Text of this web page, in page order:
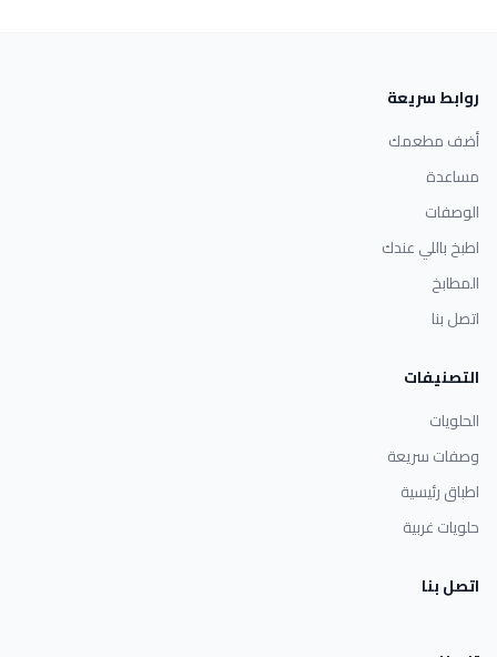
روابط سريعة
أضف مطعمك
مساعدة
الوصفات
اطبخ باللي عندك
المطابخ
اتصل بنا
التصنيفات
الحلويات
وصفات سريعة
اطباق رئيسية
حلويات غربية
اتصل بنا